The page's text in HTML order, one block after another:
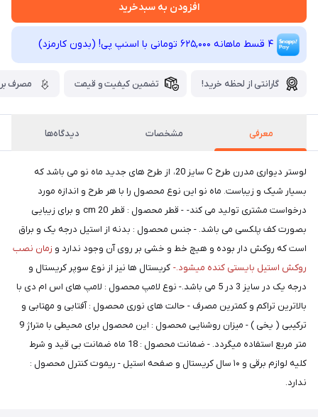
افزودن به سبدخرید
4 قسط ماهانه 625,000 تومانی با اسنپ ‌پی! (بدون کارمزد)
گارانتی از لحظه خرید! تضمین کیفیت و قیمت مصرف
معرفی مشخصات دیدگاه‌ها
لوستر دیواری مدرن طرح C سایز 20، از طرح های جدید ماه نو می باشد که
بسیار شیک و زیباست. ماه نو این نوع محصول را با هر طرح و اندازه مورد
درخواست مشتری تولید می کند- - قطر محصول : قطر 20 cm و برای زیبایی
بصورت کف پلکسی می باشد. - جنس محصول : بدنه از استیل درجه یک و براق
است که روکش دار بوده و هیچ خط و خشی بر روی آن وجود ندارد و زمان نصب
روکش استیل بایستی کنده میشود.- کریستال ها نیز از نوع سوپر کریستال و
درجه یک در سایز 3 در 5 می باشد.- نوع لامپ محصول : لامپ های اس ام دی با
بالاترین تراکم و کمترین مصرف - حالت های نوری محصول : آفتابی و مهتابی و
ترکیبی ( یخی ) - میزان روشنایی محصول : این محصول برای محیطی با متراژ 9
متر مربع استفاده میگردد. - ضمانت محصول : 18 ماه ضمانت بی قید و شرط
کلیه لوازم برقی و ۱۰ سال کریستال و صفحه استیل - ریموت کنترل محصول :
ندارد.